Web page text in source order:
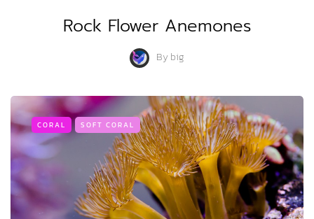
Rock Flower Anemones
Bybig
CORAL SOFT CORAL